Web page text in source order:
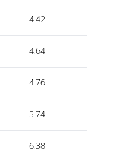
4.42
4.64
4.76
5.74
6.38